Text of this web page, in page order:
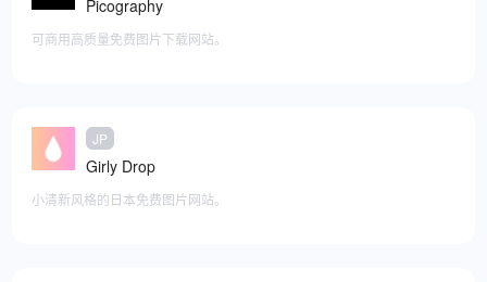
Picography
可商用高质量免费图片下载网站。
JP
Girly Drop
小清新风格的日本免费图片网站。